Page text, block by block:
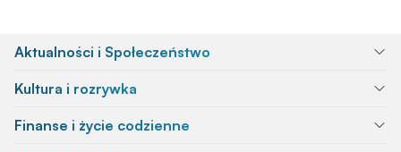
Aktualności i Społeczeństwo
Kultura i rozrywka
Finanse i życie codzienne